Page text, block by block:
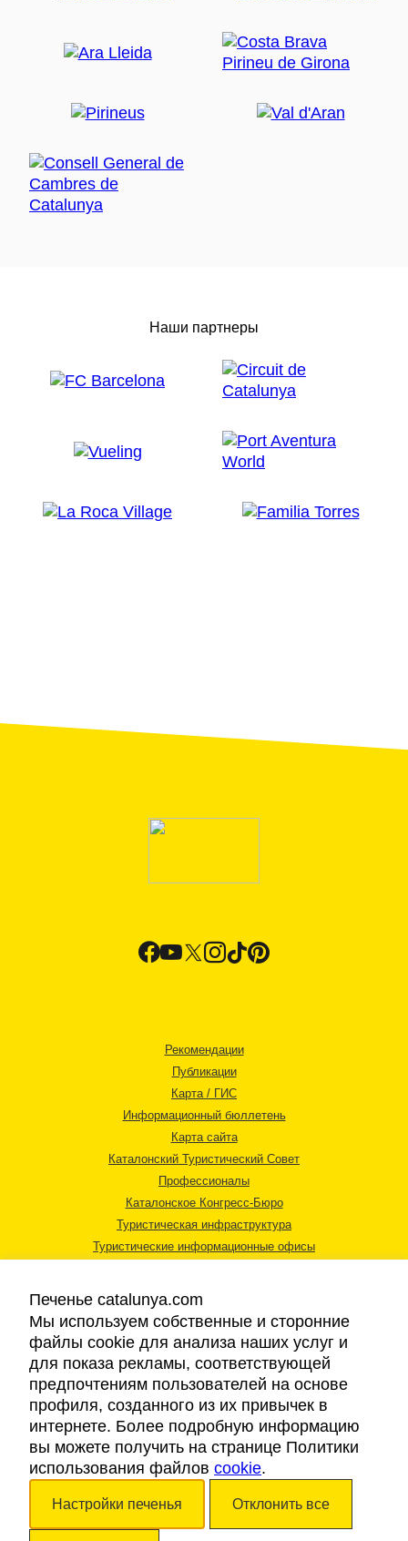
Наши партнеры
Рекомендации
Публикации
Карта / ГИС
Информационный бюллетень
Карта сайта
Каталонский Туристический Совет
Профессионалы
Каталонское Конгресс-Бюро
Туристическая инфраструктура
Туристические информационные офисы
Правовая информация
Cookies
Доступность
Авторские права © 2026. Каталонский Туристический Совет. Все права
Печенье catalunya.com
Мы используем собственные и сторонние
файлы cookie для анализа наших услуг и
для показа рекламы, соответствующей
предпочтениям пользователей на основе
профиля, созданного из их привычек в
интернете. Более подробную информацию
вы можете получить на странице Политики
использования файлов cookie.
Настройки печенья Отклонить все